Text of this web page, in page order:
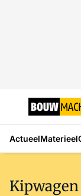
ActueelMaterieel
Kipwagen